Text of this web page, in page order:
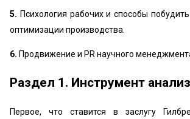
5. Психология рабочих и способы
оптимизации производства.
6. Продвижение и PR научного
Раздел 1. Инструмент
Первое, что ставится в заслугу